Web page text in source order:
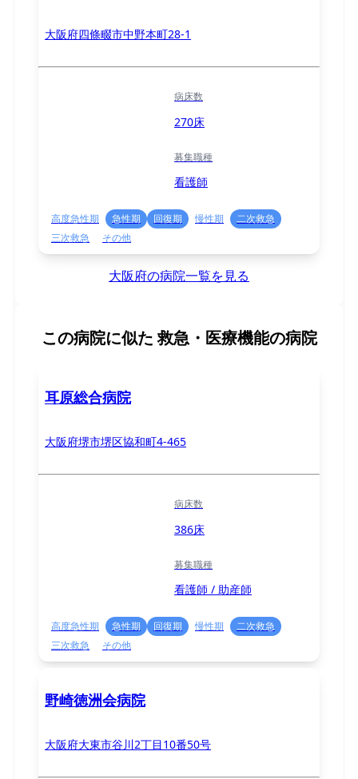
大阪府四條畷市中野本町28-1
病床数
270床
募集職種
看護師
高度急性期 急性期 回復期 慢性期
二次救急
三次救急
その他
大阪府の病院一覧を見る
この病院に似た 救急・医療機能の病院
耳原総合病院
大阪府堺市堺区協和町4-465
病床数
386床
募集職種
看護師 / 助産師
高度急性期 急性期 回復期 慢性期
二次救急
三次救急
その他
野崎徳洲会病院
大阪府大東市谷川2丁目10番50号